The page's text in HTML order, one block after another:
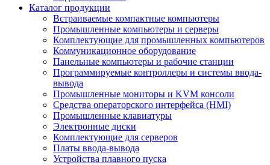
Каталог продукции
Встраиваемые компактные компьютеры
Промышленные компьютеры и серверы
Комплектующие для промышленных компьютеров
Коммуникационное оборудование
Панельные компьютеры и рабочие станции
Программируемые контроллеры и системы ввода-
вывода
Промышленные мониторы и KVM консоли
Средства операторского интерфейса (HMI)
Промышленные клавиатуры
Электронные диски
Комплектующие для серверов
Платы ввода-вывода
Устройства плавного пуска